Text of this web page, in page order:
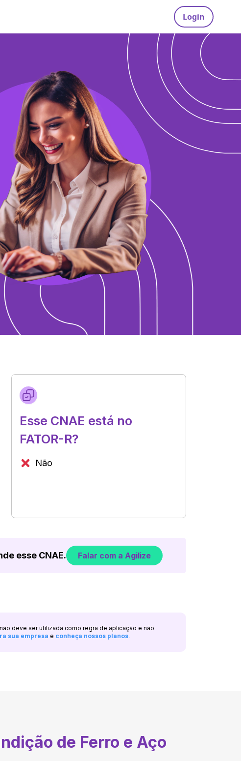
Login
Esse CNAE está no
FATOR-R?
Não
esse CNAE. Falar com a Agilize
deve ser utilizada como regra de aplicação e não
sua empresa e conheça nossos planos.
de Ferro e Aço